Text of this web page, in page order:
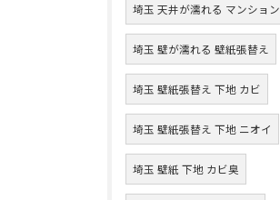
埼玉 天井が濡れる マンション
埼玉 壁が濡れる 壁紙張替え
埼玉 壁紙張替え 下地 カビ
埼玉 壁紙張替え 下地 ニオイ
埼玉 壁紙 下地 カビ臭